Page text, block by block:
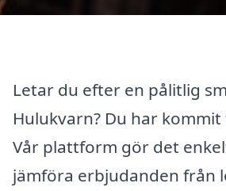
Letar du efter en pålitlig
Hulukvarn? Du har
Vår plattform gör det
jämföra erbjudanden från